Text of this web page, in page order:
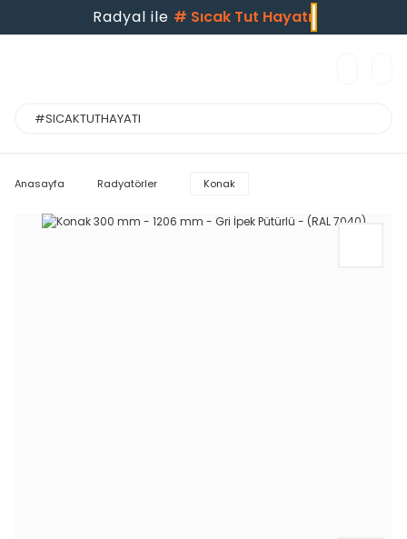
Radyal ile # Sıcak Tut Hayatı
Anasayfa Radyatörler Konak